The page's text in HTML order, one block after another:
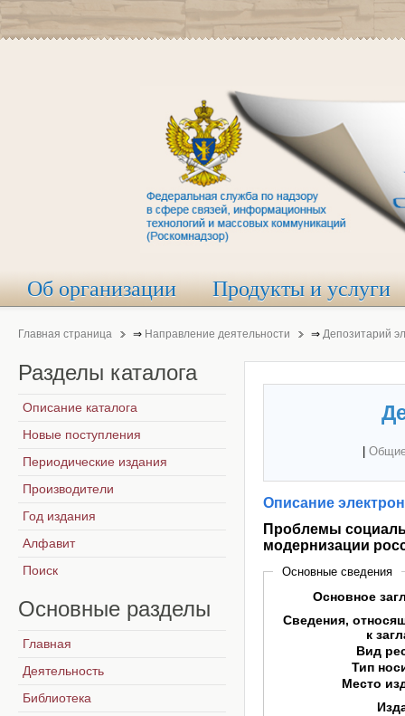
Об организации Продукты и услуги
Главная страница ⇒ Направление деятельности ⇒ Депозитарий
Описание
Проблемы
модернизации
Основные сведения
Основное
Сведения,
к
Вид
Тип
Место
Разделы каталога
Описание каталога
Новые поступления
Периодические издания
Производители
Год издания
Алфавит
Поиск
Основные разделы
Главная
Деятельность
Библиотека